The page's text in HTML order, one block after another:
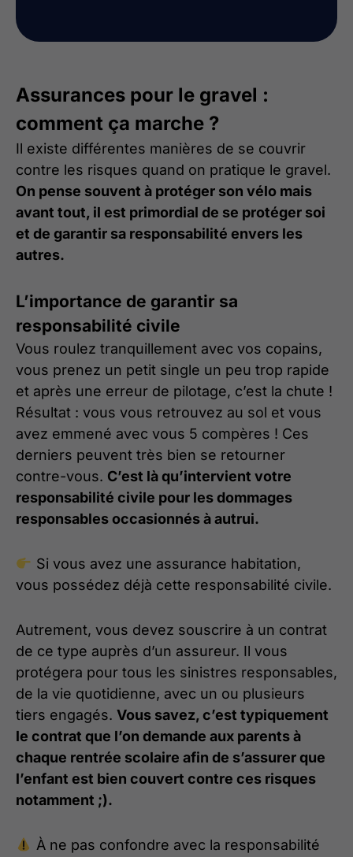
Assurances pour le gravel :
comment ça marche ?
Il existe différentes manières de se couvrir
contre les risques quand on pratique le gravel.
On pense souvent à protéger son vélo mais
avant tout, il est primordial de se protéger soi
et de garantir sa responsabilité envers les
autres.
L’importance de garantir sa
responsabilité civile
Vous roulez tranquillement avec vos copains,
vous prenez un petit single un peu trop rapide
et après une erreur de pilotage, c’est la chute !
Résultat : vous vous retrouvez au sol et vous
avez emmené avec vous 5 compères ! Ces
derniers peuvent très bien se retourner
contre-vous. C’est là qu’intervient votre
responsabilité civile pour les dommages
responsables occasionnés à autrui.
Si vous avez une assurance habitation,
vous possédez déjà cette responsabilité civile.
Autrement, vous devez souscrire à un contrat
de ce type auprès d’un assureur. Il vous
protégera pour tous les sinistres responsables,
de la vie quotidienne, avec un ou plusieurs
tiers engagés. Vous savez, c’est typiquement
le contrat que l’on demande aux parents à
chaque rentrée scolaire afin de s’assurer que
l’enfant est bien couvert contre ces risques
notamment ;).
À ne pas confondre avec la responsabilité